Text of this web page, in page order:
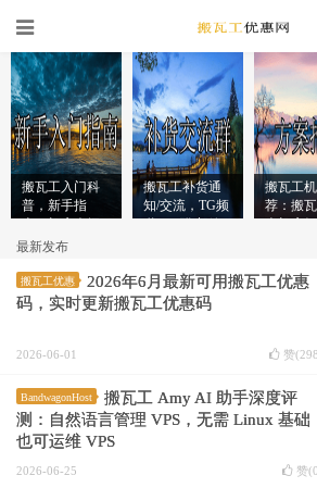
搬瓦工入门科
普，新手指
推荐/购买教程
搬瓦工补货通
知/交流，TG频
搬瓦工
荐：搬
最新发布
搬瓦工优惠
2026年6月最新可用搬瓦工优惠
码，实时更新搬瓦工优惠码
2026-06-01 赞(298
BandwagonHost
搬瓦工 Amy AI 助手深度评
测：自然语言管理 VPS，无需 Linux 基础
也可运维 VPS
2026-06-25 赞(0